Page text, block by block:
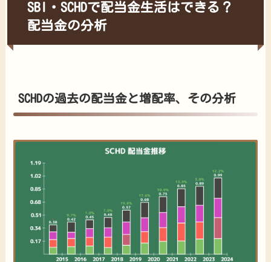
SBI・SCHDで配当金生活はできる？
配当金の分析
SCHDの過去の配当金と増配率、その分析